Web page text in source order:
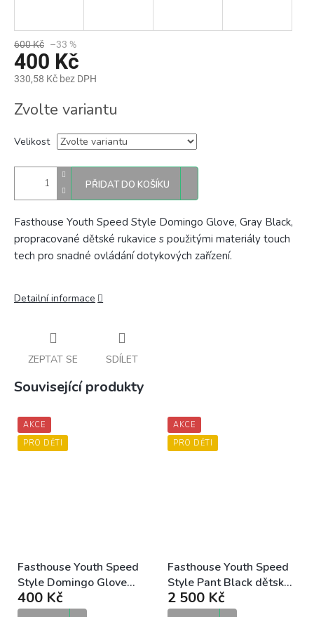
600 Kč –33 %
400 Kč
330,58 Kč bez DPH
cena:
Zvolte variantu
Velikost
PŘIDAT DO KOŠÍKU
Fasthouse Youth Speed Style Domingo Glove, Gray Black,
propracované dětské rukavice s použitými materiály touch
tech pro snadné ovládání dotykových zařízení.
Detailní informace
ZEPTAT SE SDÍLET
Související produkty
AKCE
PRO DĚTI
Fasthouse Youth Speed
Style Domingo Glove
Black Moss dětské MX
rukavice
400 Kč
AKCE
PRO DĚTI
Fasthouse Youth Speed
Style Pant Black dětské
MX kalhoty
2 500 Kč